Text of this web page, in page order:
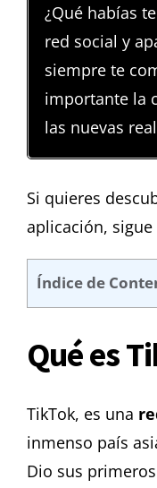
¿Qué habías
red social y
siempre te
importante la
las nuevas
Si quieres
aplicación, sigue
Índice de
Qué es
TikTok, es una
inmenso país
Dio sus